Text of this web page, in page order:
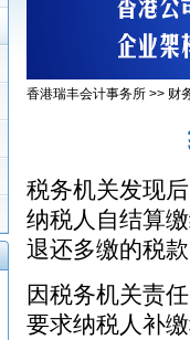
香港瑞丰会计事务所 >> 财
税务机关发现
纳税人自结算
退还多缴的税
因税务机关责
要求纳税人补